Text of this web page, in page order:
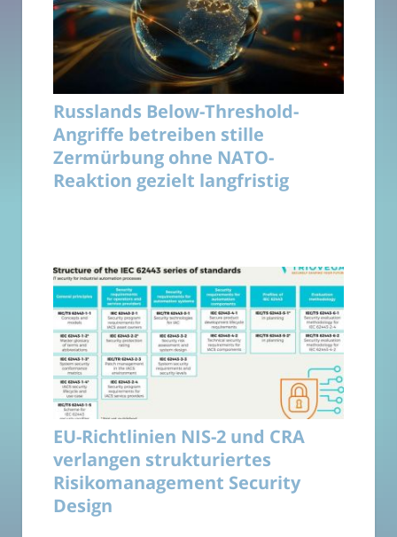
Russlands Below-Threshold-
Angriffe betreiben stille
Zermürbung ohne NATO-
Reaktion gezielt langfristig
EU-Richtlinien NIS-2 und CRA
verlangen strukturiertes
Risikomanagement Security
Design